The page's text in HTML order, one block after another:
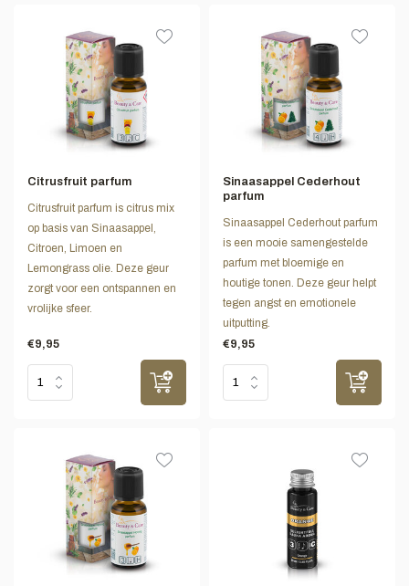
Citrusfruit parfum
Citrusfruit parfum is citrus mix
op basis van Sinaasappel,
Citroen, Limoen en
Lemongrass olie. Deze geur
zorgt voor een ontspannen en
vrolijke sfeer.
€9,95
Sinaasappel Cederhout
parfum
Sinaasappel Cederhout parfum
is een mooie samengestelde
parfum met bloemige en
houtige tonen. Deze geur helpt
tegen angst en emotionele
uitputting.
€9,95